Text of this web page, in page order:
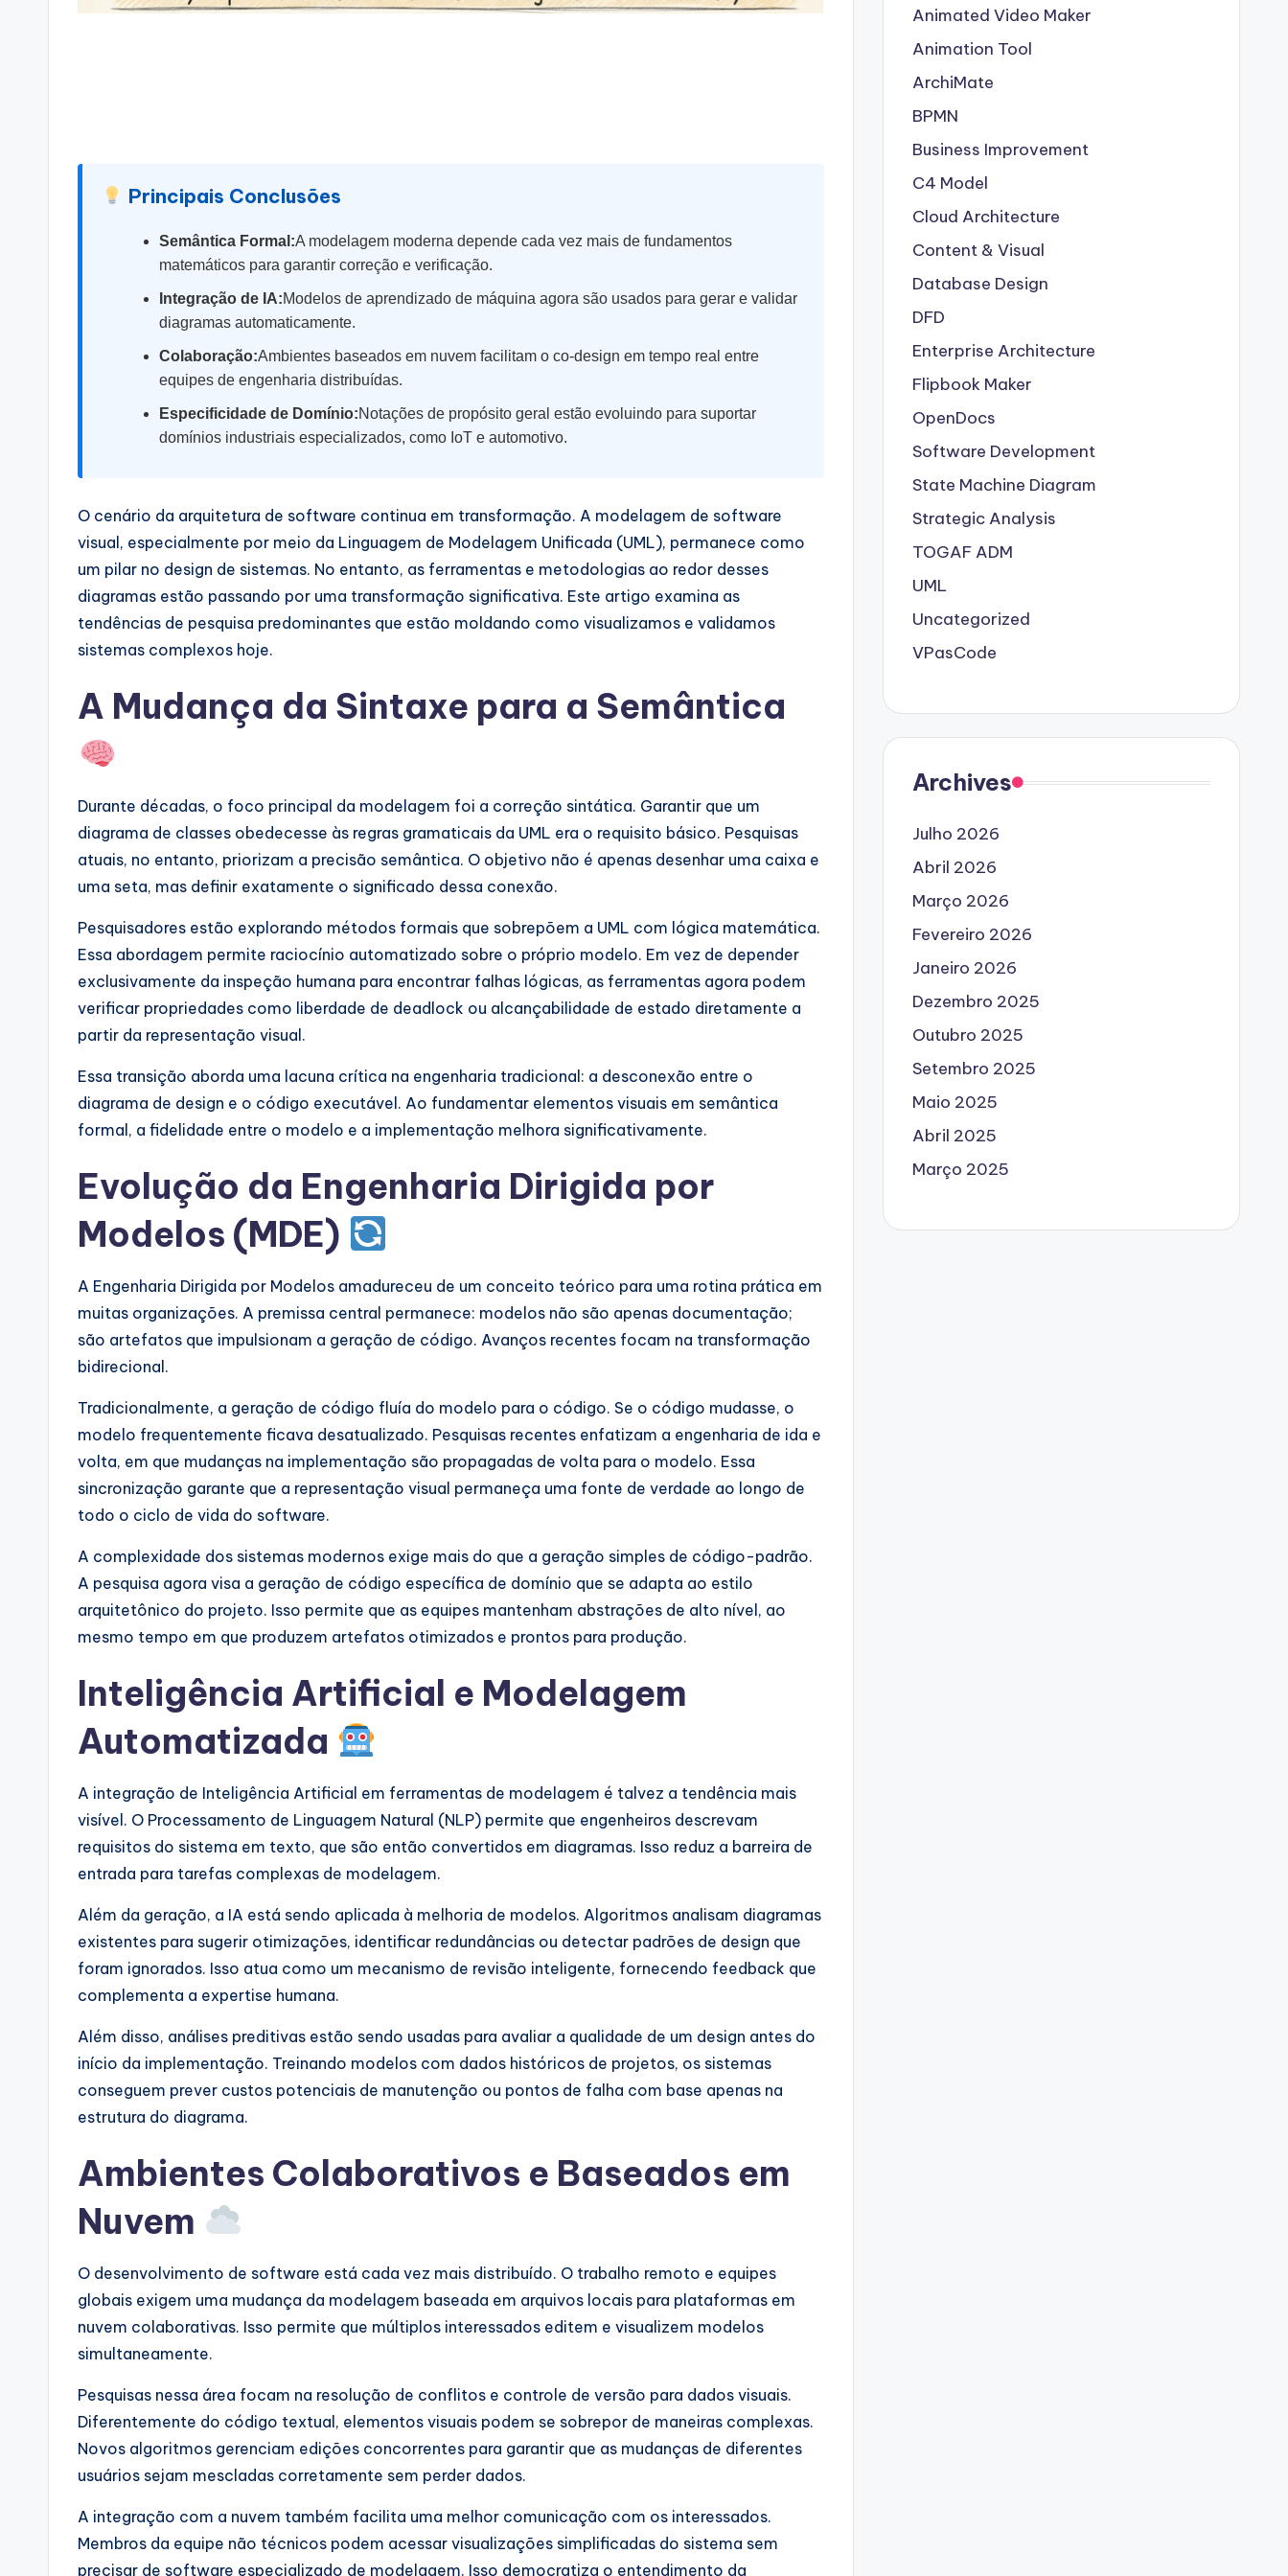
tr
Principais Conclusões
Semântica Formal:A modelagem moderna depende cada vez mais de fundamentos
matemáticos para garantir correção e verificação.
Integração de IA:Modelos de aprendizado de máquina agora são usados para gerar e validar
diagramas automaticamente.
Colaboração:Ambientes baseados em nuvem facilitam o co-design em tempo real entre
equipes de engenharia distribuídas.
Especificidade de Domínio:Notações de propósito geral estão evoluindo para suportar
domínios industriais especializados, como IoT e automotivo.
O cenário da arquitetura de software continua em transformação. A modelagem de software
visual, especialmente por meio da Linguagem de Modelagem Unificada (UML), permanece como
um pilar no design de sistemas. No entanto, as ferramentas e metodologias ao redor desses
diagramas estão passando por uma transformação significativa. Este artigo examina as
tendências de pesquisa predominantes que estão moldando como visualizamos e validamos
sistemas complexos hoje.
A Mudança da Sintaxe para a Semântica
Durante décadas, o foco principal da modelagem foi a correção sintática. Garantir que um
diagrama de classes obedecesse às regras gramaticais da UML era o requisito básico. Pesquisas
atuais, no entanto, priorizam a precisão semântica. O objetivo não é apenas desenhar uma caixa e
uma seta, mas definir exatamente o significado dessa conexão.
Pesquisadores estão explorando métodos formais que sobrepõem a UML com lógica matemática.
Essa abordagem permite raciocínio automatizado sobre o próprio modelo. Em vez de depender
exclusivamente da inspeção humana para encontrar falhas lógicas, as ferramentas agora podem
verificar propriedades como liberdade de deadlock ou alcançabilidade de estado diretamente a
partir da representação visual.
Essa transição aborda uma lacuna crítica na engenharia tradicional: a desconexão entre o
diagrama de design e o código executável. Ao fundamentar elementos visuais em semântica
formal, a fidelidade entre o modelo e a implementação melhora significativamente.
Evolução da Engenharia Dirigida por
Modelos (MDE)
A Engenharia Dirigida por Modelos amadureceu de um conceito teórico para uma rotina prática em
muitas organizações. A premissa central permanece: modelos não são apenas documentação;
são artefatos que impulsionam a geração de código. Avanços recentes focam na transformação
bidirecional.
Tradicionalmente, a geração de código fluía do modelo para o código. Se o código mudasse, o
modelo frequentemente ficava desatualizado. Pesquisas recentes enfatizam a engenharia de ida e
volta, em que mudanças na implementação são propagadas de volta para o modelo. Essa
sincronização garante que a representação visual permaneça uma fonte de verdade ao longo de
todo o ciclo de vida do software.
A complexidade dos sistemas modernos exige mais do que a geração simples de código-padrão.
A pesquisa agora visa a geração de código específica de domínio que se adapta ao estilo
arquitetônico do projeto. Isso permite que as equipes mantenham abstrações de alto nível, ao
mesmo tempo em que produzem artefatos otimizados e prontos para produção.
Inteligência Artificial e Modelagem
Automatizada
A integração de Inteligência Artificial em ferramentas de modelagem é talvez a tendência mais
visível. O Processamento de Linguagem Natural (NLP) permite que engenheiros descrevam
requisitos do sistema em texto, que são então convertidos em diagramas. Isso reduz a barreira de
entrada para tarefas complexas de modelagem.
Além da geração, a IA está sendo aplicada à melhoria de modelos. Algoritmos analisam diagramas
existentes para sugerir otimizações, identificar redundâncias ou detectar padrões de design que
foram ignorados. Isso atua como um mecanismo de revisão inteligente, fornecendo feedback que
complementa a expertise humana.
Além disso, análises preditivas estão sendo usadas para avaliar a qualidade de um design antes do
início da implementação. Treinando modelos com dados históricos de projetos, os sistemas
conseguem prever custos potenciais de manutenção ou pontos de falha com base apenas na
estrutura do diagrama.
Ambientes Colaborativos e Baseados em
Nuvem
O desenvolvimento de software está cada vez mais distribuído. O trabalho remoto e equipes
globais exigem uma mudança da modelagem baseada em arquivos locais para plataformas em
nuvem colaborativas. Isso permite que múltiplos interessados editem e visualizem modelos
simultaneamente.
Pesquisas nessa área focam na resolução de conflitos e controle de versão para dados visuais.
Diferentemente do código textual, elementos visuais podem se sobrepor de maneiras complexas.
Novos algoritmos gerenciam edições concorrentes para garantir que as mudanças de diferentes
usuários sejam mescladas corretamente sem perder dados.
A integração com a nuvem também facilita uma melhor comunicação com os interessados.
Membros da equipe não técnicos podem acessar visualizações simplificadas do sistema sem
precisar de software especializado de modelagem. Isso democratiza o entendimento da
Animated Video Maker
Animation Tool
ArchiMate
BPMN
Business Improvement
C4 Model
Cloud Architecture
Content & Visual
Database Design
DFD
Enterprise Architecture
Flipbook Maker
OpenDocs
Software Development
State Machine Diagram
Strategic Analysis
TOGAF ADM
UML
Uncategorized
VPasCode
Archives
Julho 2026
Abril 2026
Março 2026
Fevereiro 2026
Janeiro 2026
Dezembro 2025
Outubro 2025
Setembro 2025
Maio 2025
Abril 2025
Março 2025